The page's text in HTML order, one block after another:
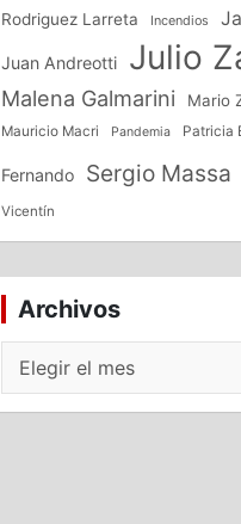
Rodriguez Larreta
Incendios
Juan Andreotti Julio
Malena Galmarini Mario
Mauricio Macri
Pandemia Patricia
Fernando Sergio Massa
Vicentín
Archivos
Archivos